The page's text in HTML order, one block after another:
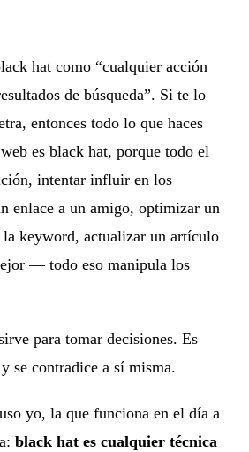
hat como “cualquier acción
de búsqueda”. Si te lo
entonces todo lo que haces
es black hat, porque todo el
intentar influir en los
enlace a un amigo, optimizar un
la keyword, actualizar un artículo
— todo eso manipula los
para tomar decisiones. Es
se contradice a sí misma.
yo, la que funciona en el día a
black hat es cualquier técnica